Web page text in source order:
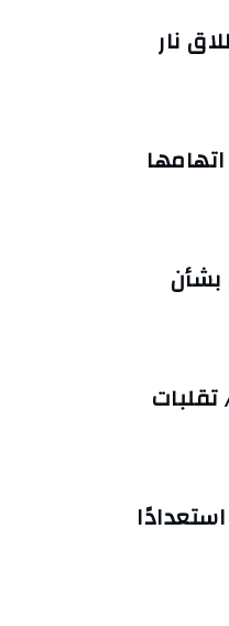
نار
بشأن
7 أوت 2026/ تقلبات